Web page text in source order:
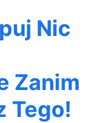
Nic
Zanim
Tego!